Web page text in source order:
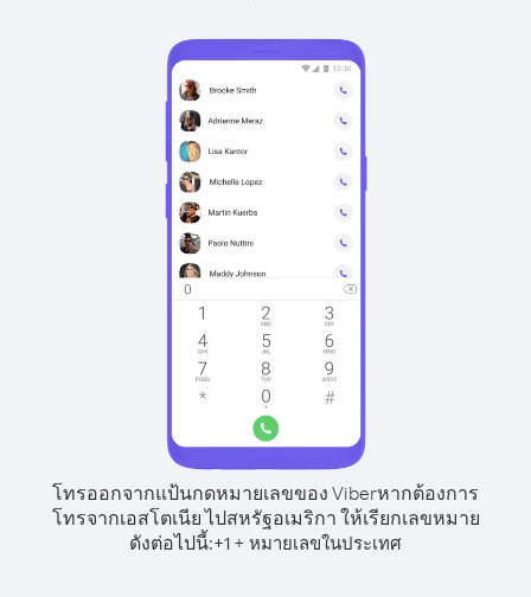
โทรออกจากแป้นกดหมายเลขของ Viberหากต้องการ
โทรจากเอสโตเนีย ไปสหรัฐอเมริกา ให้เรียกเลขหมาย
ดังต่อไปนี้:+1 + หมายเลขในประเทศ